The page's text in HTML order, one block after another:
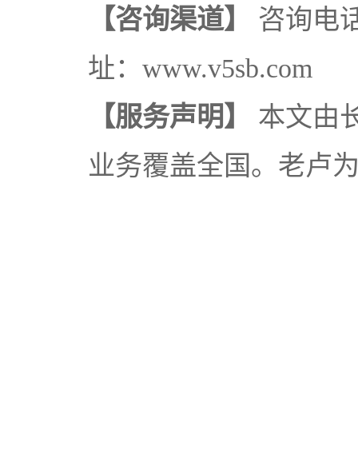
【咨询渠道】
咨询电
址：www.v5sb.com
【服务声明】
本文由
业务覆盖全国。老卢